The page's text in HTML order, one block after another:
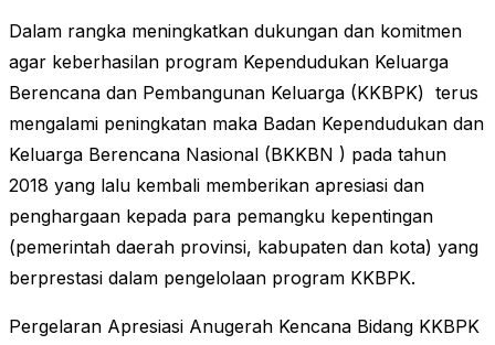
Dalam rangka meningkatkan dukungan dan komitmen
agar keberhasilan program Kependudukan Keluarga
Berencana dan Pembangunan Keluarga (KKBPK) terus
mengalami peningkatan maka Badan Kependudukan dan
Keluarga Berencana Nasional (BKKBN ) pada tahun
2018 yang lalu kembali memberikan apresiasi dan
penghargaan kepada para pemangku kepentingan
(pemerintah daerah provinsi, kabupaten dan kota) yang
berprestasi dalam pengelolaan program KKBPK.
Pergelaran Apresiasi Anugerah Kencana Bidang KKBPK